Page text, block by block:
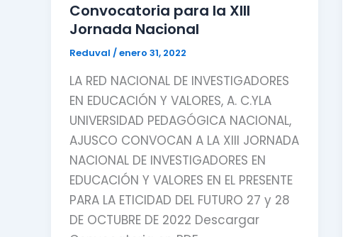
Convocatoria para la XIII
Jornada Nacional
Reduval /enero 31, 2022
LA RED NACIONAL DE INVESTIGADORES
EN EDUCACIÓN Y VALORES, A. C.YLA
UNIVERSIDAD PEDAGÓGICA NACIONAL,
AJUSCO CONVOCAN A LA XIII JORNADA
NACIONAL DE INVESTIGADORES EN
EDUCACIÓN Y VALORES EN EL PRESENTE
PARA LA ETICIDAD DEL FUTURO 27 y 28
DE OCTUBRE DE 2022 Descargar